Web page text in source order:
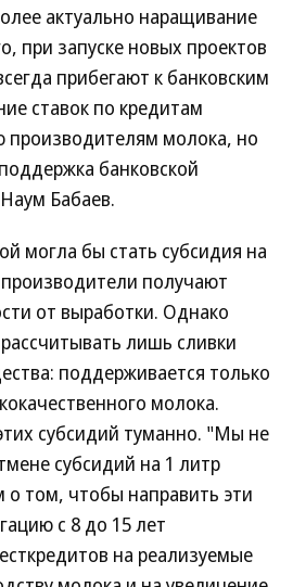
актуально наращивание
при запуске новых проектов
прибегают к банковским
ставок по кредитам
молока, но
банковской
Бабаев.
могла бы стать субсидия на
получают
от выработки. Однако
лишь сливки
поддерживается только
молока.
субсидий туманно. "Мы не
субсидий на 1 литр
том, чтобы направить эти
с 8 до 15 лет
на реализуемые